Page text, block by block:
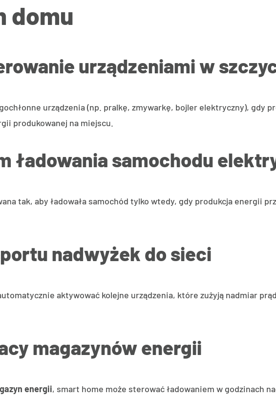
domu
urządzeniami w
urządzenia (np. pralkę, zmywarkę, bojler elektryczny), gdy
produkowanej na miejscu.
ładowania samochodu
tak, aby ładowała samochód tylko wtedy, gdy produkcja energii
nadwyżek do sieci
aktywować kolejne urządzenia, które zużyją nadmiar
magazynów energii
energii, smart home może sterować ładowaniem w godzinach